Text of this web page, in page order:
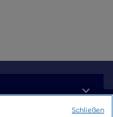
Schließen